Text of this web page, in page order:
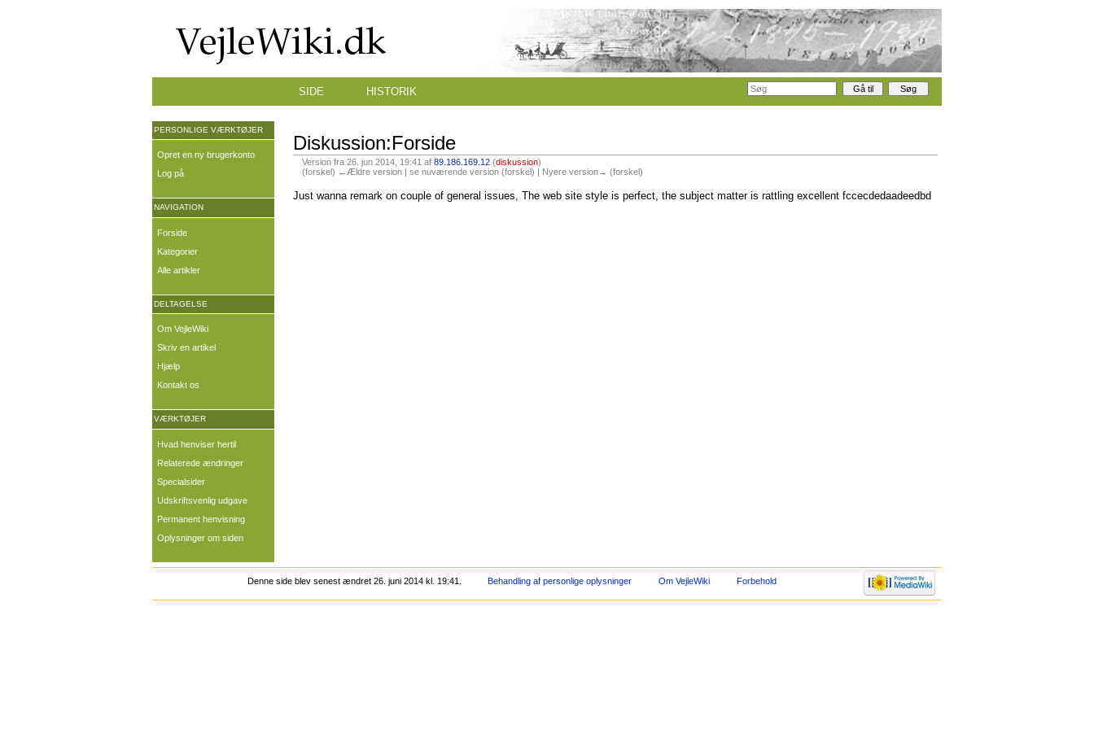
Diskussion:Forside
Version fra 26. jun 2014, 19:41 af 89.186.169.12 (diskussion)
(forskel) ←Ældre version | se nuværende version (forskel) | Nyere version→ (forskel)
Just wanna remark on couple of general issues, The web site style is perfect, the subject matter is rattling excellent fccecdedaadeedbd
SIDE HISTORIK
PERSONLIGE VÆRKTØJER
Opret en ny brugerkonto
Log på
NAVIGATION
Forside
Kategorier
Alle artikler
DELTAGELSE
Om VejleWiki
Skriv en artikel
Hjælp
Kontakt os
VÆRKTØJER
Hvad henviser hertil
Relaterede ændringer
Specialsider
Udskriftsvenlig udgave
Permanent henvisning
Oplysninger om siden
Denne side blev senest ændret 26. juni 2014 kl. 19:41. Behandling af personlige oplysninger Om VejleWiki Forbehold